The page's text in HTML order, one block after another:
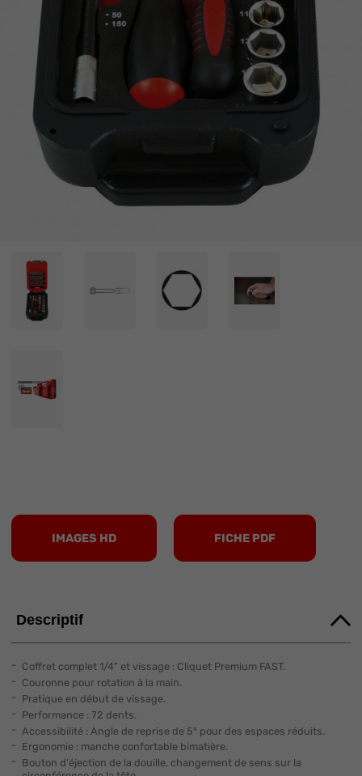
IMAGES HD FICHE PDF
Descriptif
Coffret complet 1/4" et vissage : Cliquet Premium FAST.
Couronne pour rotation à la main.
Pratique en début de vissage.
Performance : 72 dents.
Accessibilité : Angle de reprise de 5° pour des espaces réduits.
Ergonomie : manche confortable bimatière.
Bouton d'éjection de la douille, changement de sens sur la